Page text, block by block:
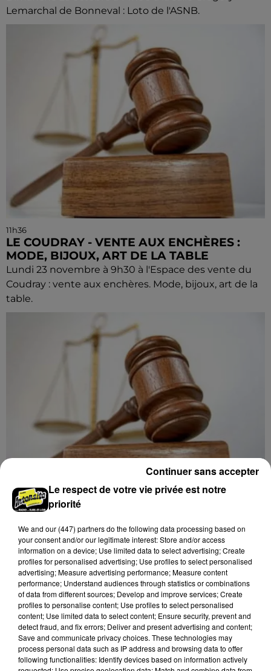
Lemarchal de Bonneval : Loto de l'ASNB.
11h36
LE COUDRAY - VENTE AUX ENCHÈRES :
MODE, BIJOUX, ART DE LA TABLE
Lundi 23 novembre à 9h30 à l'Espace des vente du
Coudray : vente aux enchères. Mode, bijoux, art de la
table.
CHARTRES - VENTE AUX ENCHÈRES :
MONTRES, HORLOGERIE, BIJOUX
Samedi 21 novembre à 14h00 à la Galerie de Chartres :
vente aux enchères. Montres, horlogerie, bijoux,
orfèvrerie.
Le respect de votre vie privée est notre
priorité
We and our (447) partnersdo the following data processing based on
your consent and/or our legitimate interest: Store and/or access
information on a device; Use limited data to select advertising; Create
profiles for personalised advertising; Use profiles to select personalised
advertising; Measure advertising performance; Measure content
performance; Understand audiences through statistics or combinations
of data from different sources; Develop and improve services; Create
profiles to personalise content; Use profiles to select personalised
content; Use limited data to select content; Ensure security, prevent and
detect fraud, and fix errors; Deliver and present advertising and content;
Save and communicate privacy choices. These technologies may
process personal data such as IP address and browsing data to offer
following functionalities: Identify devices based on information actively
Continuer sans accepter